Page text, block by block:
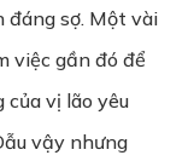
đáng sợ. Một vài
việc gần đó để
vị lão yêu
vậy nhưng